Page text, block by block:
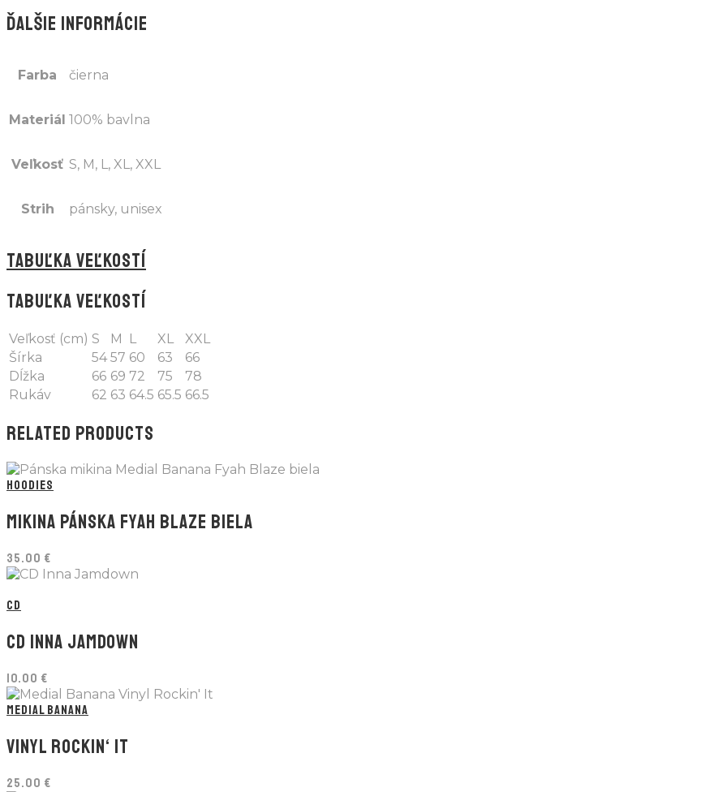
ĎALŠIE INFORMÁCIE
Farba čierna
Materiál 100% bavlna
Veľkosť S, M, L, XL, XXL
Strih pánsky, unisex
TABUĽKA VEĽKOSTÍ
TABUĽKA VEĽKOSTÍ
Veľkosť (cm) S M L XL
XXL
Šírka
54 57 60 63
66
Dĺžka
66 69 72 75
78
Rukáv
62 63 64.5 65.5 66.5
RELATED PRODUCTS
HOODIES
MIKINA PÁNSKA FYAH BLAZE BIELA
35.00 €
CD
CD INNA JAMDOWN
10.00 €
MEDIAL BANANA
VINYL ROCKIN‘ IT
25.00 €